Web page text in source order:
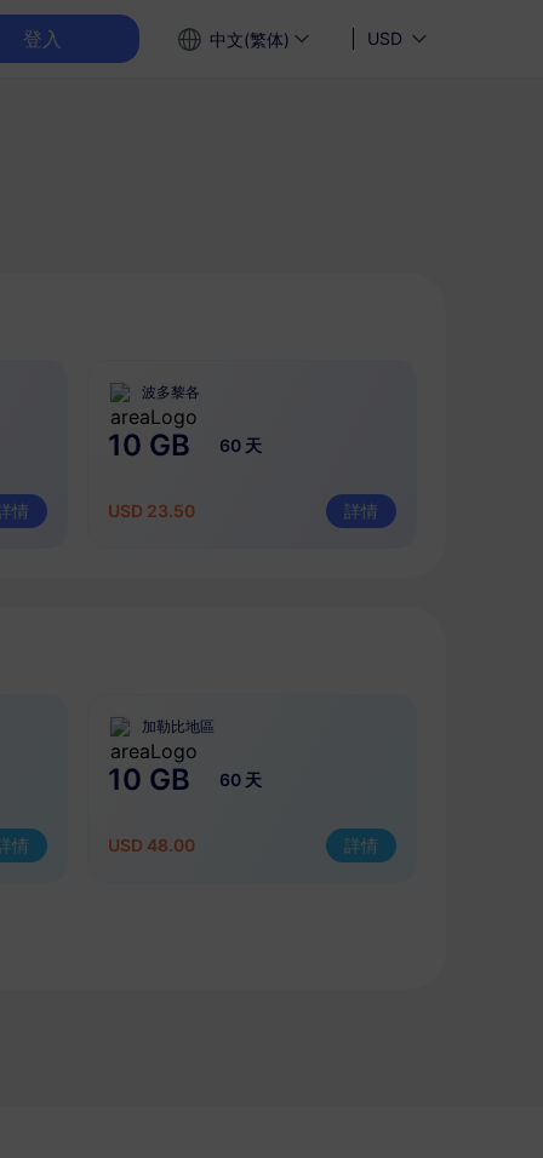
登入 中文(繁体) USD
情
波多黎各
10 GB 60 天
USD 23.50 詳情
情
加勒比地區
10 GB 60 天
USD 48.00 詳情